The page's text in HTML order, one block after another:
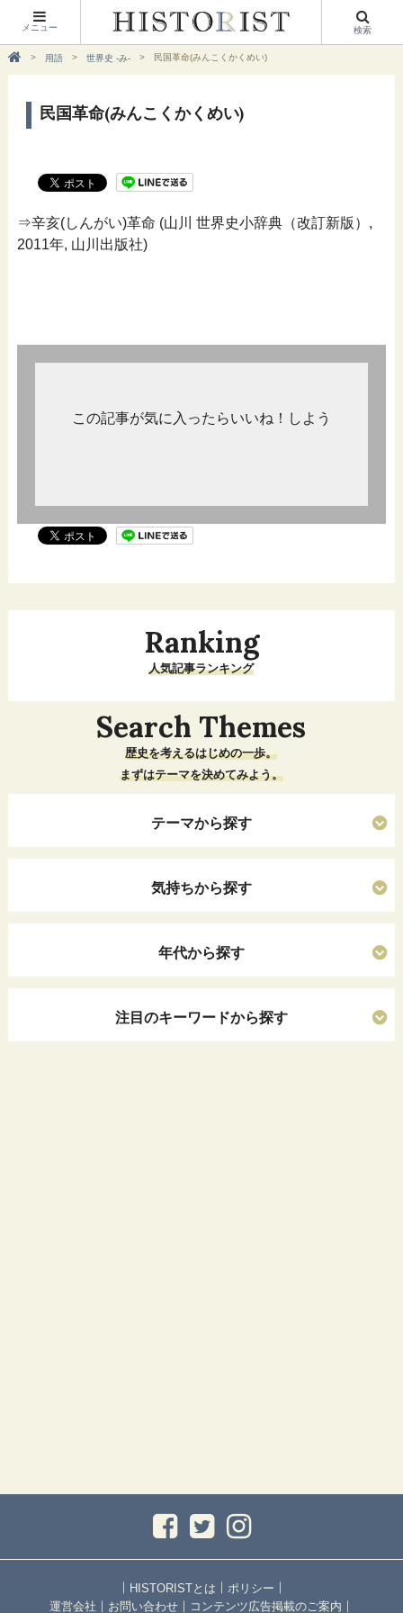
メニュー 検索
用語 世界史 -み- 民国革命(みんこくかくめい)
民国革命(みんこくかくめい)
⇒辛亥(しんがい)革命 (山川 世界史小辞典（改訂新版）,
2011年, 山川出版社)
この記事が気に入ったらいいね！しよう
Ranking
人気記事ランキング
Search Themes
歴史を考えるはじめの一歩。
まずはテーマを決めてみよう。
テーマから探す
気持ちから探す
年代から探す
注目のキーワードから探す
｜ HISTORISTとは ｜ ポリシー ｜
運営会社 ｜ お問い合わせ ｜ コンテンツ広告掲載のご案内 ｜